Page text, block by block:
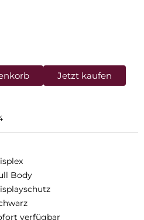
Jetzt kaufen
Body
verfügbar